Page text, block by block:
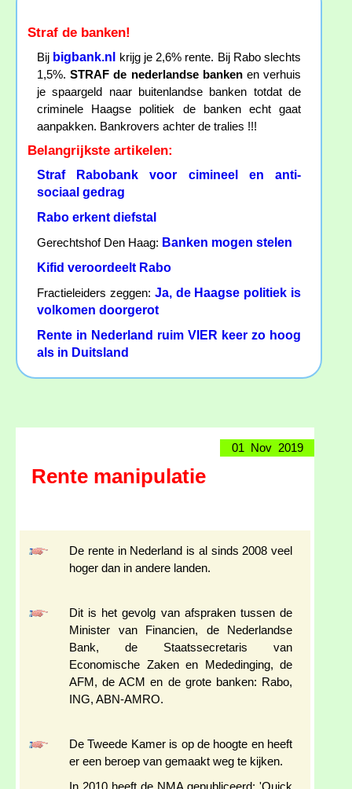
Straf de banken!
Bij bigbank.nl
krijg je 2,6% rente. Bij Rabo slechts
1,5%.STRAF de nederlandse bankenen verhuis
je spaargeld naar buitenlandse banken totdat de
criminele Haagse politiek de banken echt gaat
aanpakken. Bankrovers achter de tralies !!!
Belangrijkste artikelen:
Straf Rabobank voor cimineel en anti-
sociaal gedrag
Rabo erkent diefstal
Gerechtshof Den Haag: Banken mogen stelen
Kifid veroordeelt Rabo
Fractieleiders zeggen: Ja, de Haagse politiek is
volkomen doorgerot
Rente in Nederland ruim VIER keer zo hoog
als in Duitsland
01 Nov 2019
Rente manipulatie
De rente in Nederland is al sinds 2008 veel
hoger dan in andere landen.
Dit is het gevolg van afspraken tussen de
Minister van Financien, de Nederlandse
Bank, de Staatssecretaris van
Economische Zaken en Mededinging, de
AFM, de ACM en de grote banken: Rabo,
ING, ABN-AMRO.
De Tweede Kamer is op de hoogte en heeft
er een beroep van gemaakt weg te kijken.